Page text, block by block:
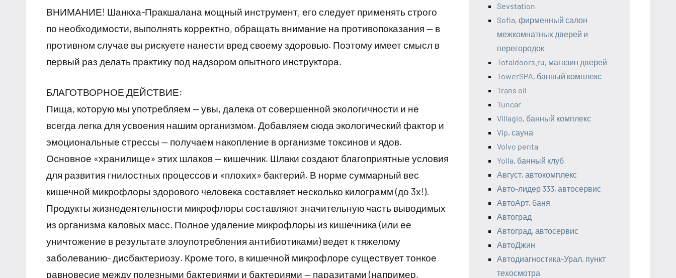
ВНИМАНИЕ! Шанкха-Пракшалана мощный инструмент, его следует применять строго
по необходимости, выполнять корректно, обращать внимание на противопоказания — в
противном случае вы рискуете нанести вред своему здоровью. Поэтому имеет смысл в
первый раз делать практику под надзором опытного инструктора.
БЛАГОТВОРНОЕ ДЕЙСТВИЕ:
Пища, которую мы употребляем — увы, далека от совершенной экологичности и не
всегда легка для усвоения нашим организмом. Добавляем сюда экологический фактор и
эмоциональные стрессы — получаем накопление в организме токсинов и ядов.
Основное «хранилище» этих шлаков — кишечник. Шлаки создают благоприятные условия
для развития гнилостных процессов и «плохих» бактерий. В норме суммарный вес
кишечной микрофлоры здорового человека составляет несколько килограмм (до 3х!).
Продукты жизнедеятельности микрофлоры составляют значительную часть выводимых
из организма каловых масс. Полное удаление микрофлоры из кишечника (или ее
уничтожение в результате злоупотребления антибиотиками) ведет к тяжелому
заболеванию- дисбактериозу. Кроме того, в кишечной микрофлоре существует тонкое
равновесие между полезными бактериями и бактериями — паразитами (например,
Sevstation
Sofia, фирменный салон
межкомнатных дверей и
перегородок
Totaldoors.ru, магазин дверей
TowerSPA, банный комплекс
Trans oil
Tuncar
Villagio, банный комплекс
Vip, сауна
Volvo penta
Yolla, банный клуб
Август, автокомплекс
Авто-лидер 333, автосервис
АвтоАрт, баня
Автоград
Автоград, автосервис
АвтоДжин
Автодиагностика-Урал, пункт
техосмотра